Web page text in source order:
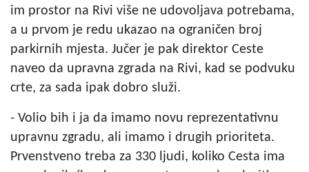
im prostor na Rivi više ne udovoljava potrebama,
a u prvom je redu ukazao na ograničen broj
parkirnih mjesta. Jučer je pak direktor Ceste
naveo da upravna zgrada na Rivi, kad se podvuku
crte, za sada ipak dobro služi.
- Volio bih i ja da imamo novu reprezentativnu
upravnu zgradu, ali imamo i drugih prioriteta.
Prvenstveno treba za 330 ljudi, koliko Cesta ima